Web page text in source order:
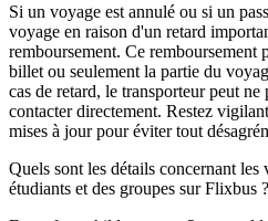
Si un voyage est annulé ou si un
voyage en raison d'un retard
remboursement. Ce
billet ou seulement la partie du
cas de retard, le transporteur peut ne
contacter directement. Restez
mises à jour pour éviter tout
Quels sont les détails concernant les
étudiants et des groupes sur Flixbus ?